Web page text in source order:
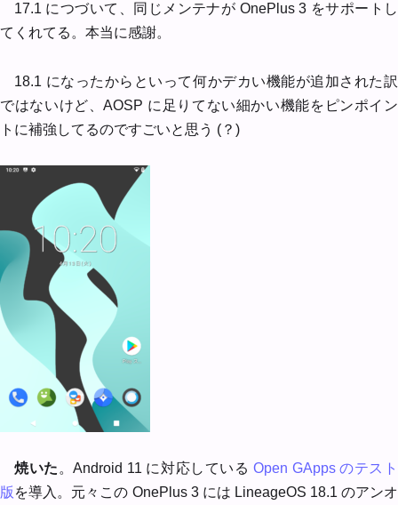
17.1 につづいて、同じメンテナが OnePlus 3 をサポートし
てくれてる。本当に感謝。
18.1 になったからといって何かデカい機能が追加された訳
ではないけど、AOSP に足りてない細かい機能をピンポイン
トに補強してるのですごいと思う (？)
焼いた 。Android 11 に対応しているOpen GApps のテスト
版 を導入。元々この OnePlus 3 には LineageOS 18.1 のアンオ